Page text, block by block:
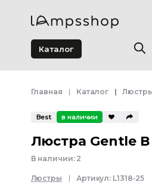
Каталог
Главная Каталог
Best в наличии
Люстра Gentle В
В наличии: 2
Люстры Артикул: L1318-25